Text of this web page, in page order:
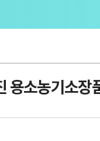
소농기소장